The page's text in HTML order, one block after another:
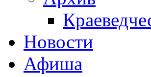
Новости
Афиша